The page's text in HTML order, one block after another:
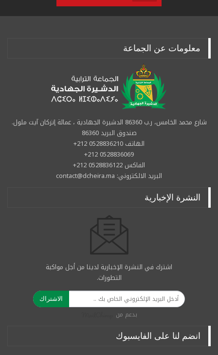
معلومات عن الجماعة
شارع محمد الخامس، ر.ب 86360 الدشيرة الجهادية ، عمالة إنزكان آيت ملول.
صندوق البريد 86360
الهاتف 0528836210 212+
0528836069 212+
الفاكس 0528836122 212+
البريد الالكتروني: contact@dcheira.ma
النشرة الإخبارية
اشترك في النشرة الإخبارية لدينا من أجل مواكبة
التطورات.
الاشتراك
بدعم من
انضم لنا على الفايسبوك